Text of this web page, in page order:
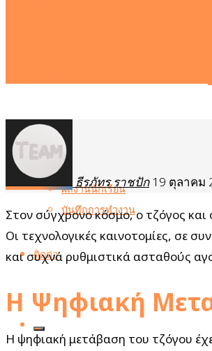
กิจกรรม
ผลงานนักเรียน
บันทึกการทำงาน
ติดต่อ
ธีรภัทร ราชปัก 19 ตุลาคม
Στον σύγχρονο κόσμο, ο τζόγος και
Οι τεχνολογικές καινοτομίες, σε
και συχνά ρυθμιστικά ασταθούς
Η Ψηφιακή
Η ψηφιακή μετάβαση του τζόγου